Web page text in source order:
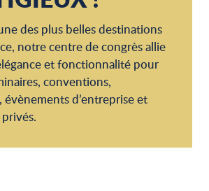
des plus belles destinations
notre centre de congrès allie
et fonctionnalité pour
conventions,
évènements d’entreprise et